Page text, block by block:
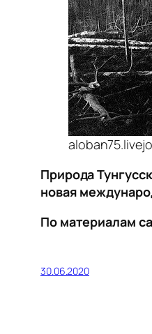
Природа
новая
По материалам
30.06.2020